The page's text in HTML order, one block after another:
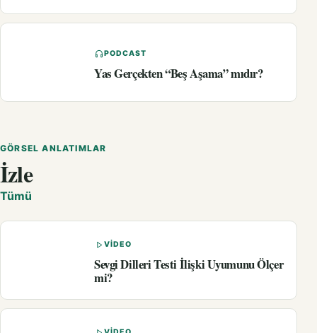
PODCAST
Yas Gerçekten “Beş Aşama” mıdır?
GÖRSEL ANLATIMLAR
İzle
Tümü
VIDEO
Sevgi Dilleri Testi İlişki Uyumunu Ölçer
mi?